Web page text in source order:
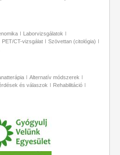
Laborvizsgálatok
PET/CT-vizsgálat
Szövettan (citológia)
Alternatív módszerek
és válaszok
Rehabilitáció